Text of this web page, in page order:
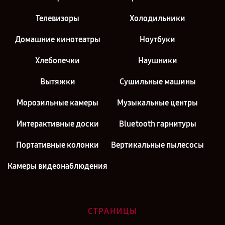
Телевизоры Холодильники
Домашние кинотеатры Ноутбуки
Хлебопечки Наушники
Вытяжки Сушильные машины
Морозильные камеры Музыкальные центры
Интерактивные доски Bluetooth гарнитуры
Портативные колонки Вертикальные пылесосы
Камеры видеонаблюдения
СТРАНИЦЫ